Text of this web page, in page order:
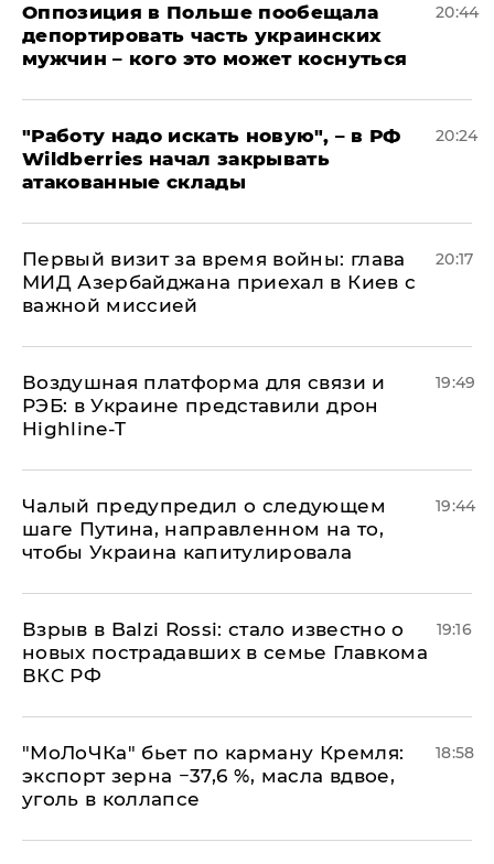
Оппозиция в Польше пообещала
депортировать часть украинских
мужчин – кого это может коснуться
20:44
"Работу надо искать новую", – в РФ
Wildberries начал закрывать
атакованные склады
20:24
Первый визит за время войны: глава
МИД Азербайджана приехал в Киев с
важной миссией
20:17
Воздушная платформа для связи и
РЭБ: в Украине представили дрон
Highline-T
19:49
Чалый предупредил о следующем
шаге Путина, направленном на то,
чтобы Украина капитулировала
19:44
Взрыв в Balzi Rossi: стало известно о
новых пострадавших в семье Главкома
ВКС РФ
19:16
​"МоЛоЧКа" бьет по карману Кремля:
экспорт зерна −37,6 %, масла вдвое,
уголь в коллапсе
18:58